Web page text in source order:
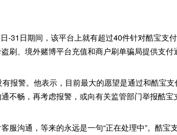
-31日期间，该平台上就有超过40件针对酷宝支
刷、境外赌博平台充值和商户刷单骗局提供支付
报警。他表示，目前最大的愿望是通过和酷宝支
不畅，再考虑报警，或向有关监管部门举报酷宝
服沟通，等来的永远是一句“正在处理中”。酷宝